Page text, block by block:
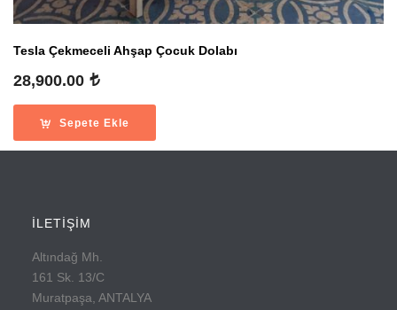
Tesla Çekmeceli Ahşap Çocuk Dolabı
28,900.00
Sepete Ekle
İLETİŞİM
Altındağ Mh.
161 Sk. 13/C
Muratpaşa, ANTALYA